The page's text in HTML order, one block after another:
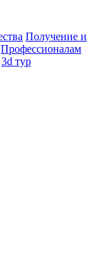
Получение и
Профессионалам
3d тур